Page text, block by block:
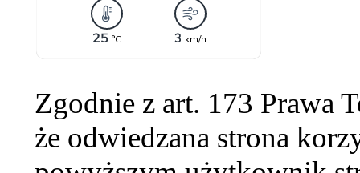
Zgodnie z art. 173 Prawa
że odwiedzana strona